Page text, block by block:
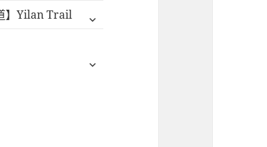
】Yilan Trail